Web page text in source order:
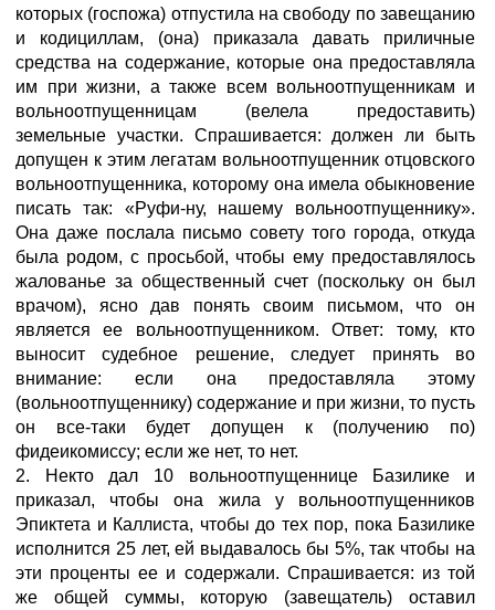
которых (госпожа) отпустила на свободу по завещанию
и кодициллам, (она) приказала давать приличные
средства на содержание, которые она предоставляла
им при жизни, а также всем вольноотпущенникам и
вольноотпущенницам (велела предоставить)
земельные участки. Спрашивается: должен ли быть
допущен к этим легатам вольноотпущенник отцовского
вольноотпущенника, которому она имела обыкновение
писать так: «Руфи-ну, нашему вольноотпущеннику».
Она даже послала письмо совету того города, откуда
была родом, с просьбой, чтобы ему предоставлялось
жалованье за общественный счет (поскольку он был
врачом), ясно дав понять своим письмом, что он
является ее вольноотпущенником. Ответ: тому, кто
выносит судебное решение, следует принять во
внимание: если она предоставляла этому
(вольноотпущеннику) содержание и при жизни, то пусть
он все-таки будет допущен к (получению по)
фидеикомиссу; если же нет, то нет.
2. Некто дал 10 вольноотпущеннице Базилике и
приказал, чтобы она жила у вольноотпущенников
Эпиктета и Каллиста, чтобы до тех пор, пока Базилике
исполнится 25 лет, ей выдавалось бы 5%, так чтобы на
эти проценты ее и содержали. Спрашивается: из той
же общей суммы, которую (завещатель) оставил